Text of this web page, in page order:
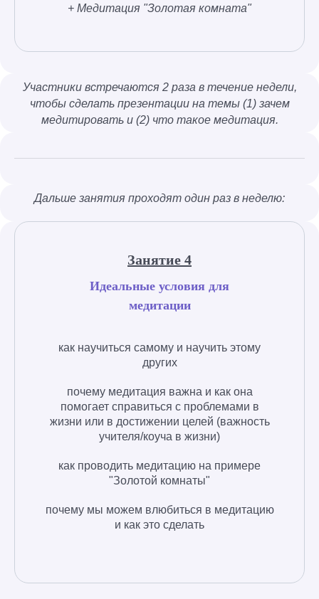
+ Медитация "Золотая комната"
Участники встречаются 2 раза в течение недели,
чтобы сделать презентации на темы (1) зачем
медитировать и (2) что такое медитация.
Дальше занятия проходят один раз в неделю:
Занятие 4
Идеальные условия для
медитации
как научиться самому и научить этому
других
почему медитация важна и как она
помогает справиться с проблемами в
жизни или в достижении целей (важность
учителя/коуча в жизни)
как проводить медитацию на примере
"Золотой комнаты"
почему мы можем влюбиться в медитацию
и как это сделать